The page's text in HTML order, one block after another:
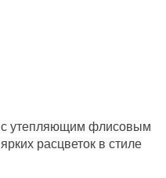
с утепляющим флисовым
ярких расцветок в стиле